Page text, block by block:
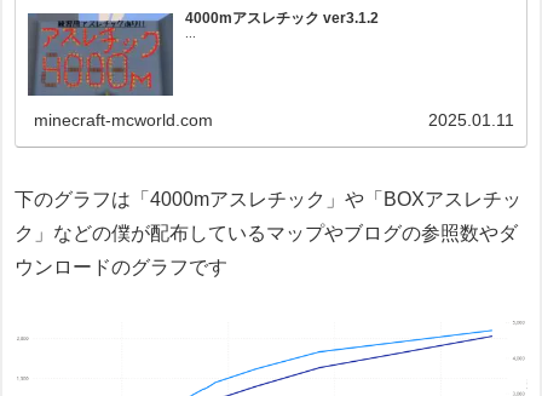
4000mアスレチック ver3.1.2
...
minecraft-mcworld.com 2025.01.11
下のグラフは「4000mアスレチック」や「BOXアスレチッ
ク」などの僕が配布しているマップやブログの参照数やダ
ウンロードのグラフです